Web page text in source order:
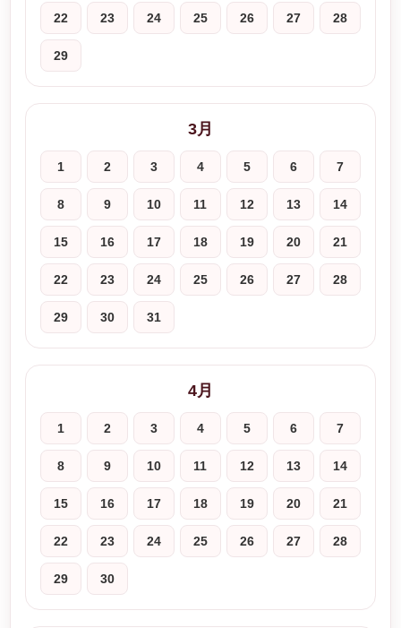
22 23 24 25 26 27 28
29
3月
1 2 3 4 5 6 7
8 9 10 11 12 13 14
15 16 17 18 19 20 21
22 23 24 25 26 27 28
29 30 31
4月
1 2 3 4 5 6 7
8 9 10 11 12 13 14
15 16 17 18 19 20 21
22 23 24 25 26 27 28
29 30